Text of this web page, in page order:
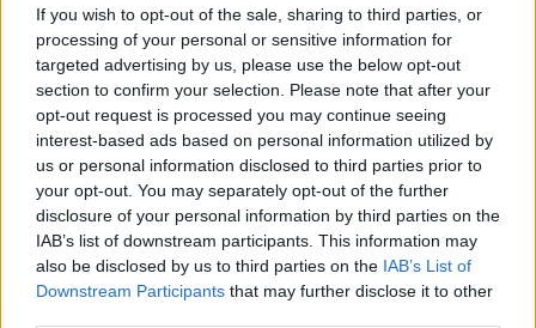
If you wish to opt-out of the sale, sharing to third parties, or
processing of your personal or sensitive information for
targeted advertising by us, please use the below opt-out
section to confirm your selection. Please note that after your
opt-out request is processed you may continue seeing
interest-based ads based on personal information utilized by
us or personal information disclosed to third parties prior to
your opt-out. You may separately opt-out of the further
disclosure of your personal information by third parties on the
IAB’s list of downstream participants. This information may
also be disclosed by us to third parties on the IAB’s List of
Downstream Participants that may further disclose it to other
lemezeit listázó Heetweekers charton a 20. helyre
jutott, addig aThree Futuresnek nem sikerült
egyetlen listára sem felkerülni.
Korábban a Torresnél jóval híresebb, sikeresebb
Grimesszólt be a 4AD-nek. Azt írta, hogy új zenéken
dolgozik, egyszerre több lemezen: "az egyik az
utolsó lesz a szar kiadómnál, a másik meg az első az
új kiadómnál, amit én választok. De az is lehet, hogy
teljesen független leszek, most nézem, milyen
választási lehetőségeim vannak." Aztán az
Instagram-posztból kitörölte ezt a részt, de persze